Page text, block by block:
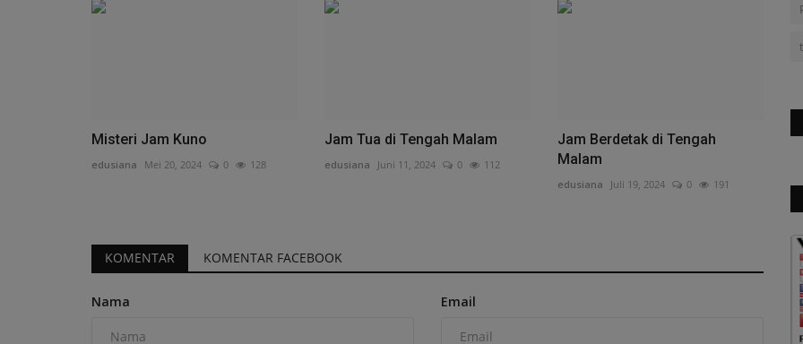
Misteri Jam Kuno
edusiana Mei 20, 2024 0 128
Jam Tua di Tengah Malam
edusiana Juni 11, 2024 0 112
Jam Berdetak di Tengah
Malam
edusiana Juli 19, 2024 0 191
KOMENTAR KOMENTAR FACEBOOK
Nama Email